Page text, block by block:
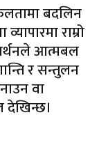
बदलिन
राम्रो
आत्मबल
र सन्तुलन
वा
देखिन्छ।